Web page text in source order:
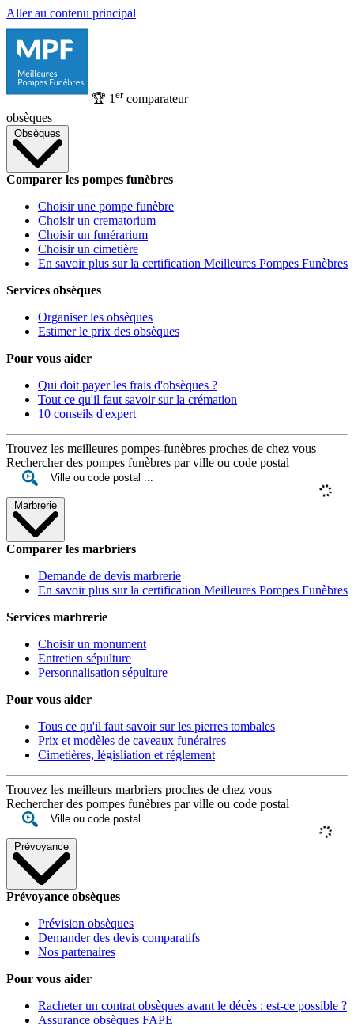
Aller au contenu principal
🏆 1 ercomparateur
obsèques
Obsèques
Comparer les pompes funèbres
Choisir une pompe funèbre
Choisir un crematorium
Choisir un funérarium
Choisir un cimetière
En savoir plus sur la certification Meilleures Pompes Funèbres
Services obsèques
Organiser les obsèques
Estimer le prix des obsèques
Pour vous aider
Qui doit payer les frais d'obsèques ?
Tout ce qu'il faut savoir sur la crémation
10 conseils d'expert
Trouvez les meilleures pompes-funèbres proches de chez vous
Rechercher des pompes funèbres par ville ou code postal
Marbrerie
Comparer les marbriers
Demande de devis marbrerie
En savoir plus sur la certification Meilleures Pompes Funèbres
Services marbrerie
Choisir un monument
Entretien sépulture
Personnalisation sépulture
Pour vous aider
Tous ce qu'il faut savoir sur les pierres tombales
Prix et modèles de caveaux funéraires
Cimetières, législiation et réglement
Trouvez les meilleurs marbriers proches de chez vous
Rechercher des pompes funèbres par ville ou code postal
Prévoyance
Prévoyance obsèques
Prévision obsèques
Demander des devis comparatifs
Nos partenaires
Pour vous aider
Racheter un contrat obsèques avant le décès : est-ce possible ?
Assurance obsèques FAPE